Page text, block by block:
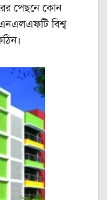
পেছনে কোন
বিশ্ব